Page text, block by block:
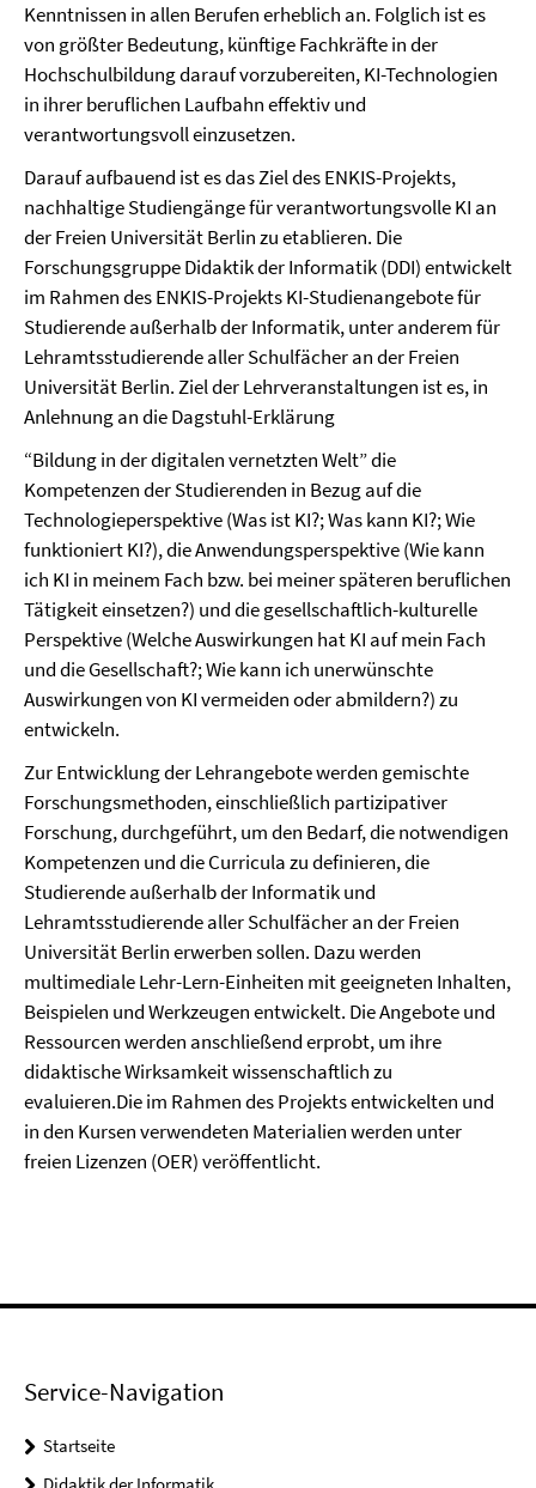
Kenntnissen in allen Berufen erheblich an. Folglich ist es
von größter Bedeutung, künftige Fachkräfte in der
Hochschulbildung darauf vorzubereiten, KI-Technologien
in ihrer beruflichen Laufbahn effektiv und
verantwortungsvoll einzusetzen.
Darauf aufbauend ist es das Ziel des ENKIS-Projekts,
nachhaltige Studiengänge für verantwortungsvolle KI an
der Freien Universität Berlin zu etablieren. Die
Forschungsgruppe Didaktik der Informatik (DDI) entwickelt
im Rahmen des ENKIS-Projekts KI-Studienangebote für
Studierende außerhalb der Informatik, unter anderem für
Lehramtsstudierende aller Schulfächer an der Freien
Universität Berlin. Ziel der Lehrveranstaltungen ist es, in
Anlehnung an die Dagstuhl-Erklärung
“Bildung in der digitalen vernetzten Welt” die
Kompetenzen der Studierenden in Bezug auf die
Technologieperspektive (Was ist KI?; Was kann KI?; Wie
funktioniert KI?), die Anwendungsperspektive (Wie kann
ich KI in meinem Fach bzw. bei meiner späteren beruflichen
Tätigkeit einsetzen?) und die gesellschaftlich-kulturelle
Perspektive (Welche Auswirkungen hat KI auf mein Fach
und die Gesellschaft?; Wie kann ich unerwünschte
Auswirkungen von KI vermeiden oder abmildern?) zu
entwickeln.
Zur Entwicklung der Lehrangebote werden gemischte
Forschungsmethoden, einschließlich partizipativer
Forschung, durchgeführt, um den Bedarf, die notwendigen
Kompetenzen und die Curricula zu definieren, die
Studierende außerhalb der Informatik und
Lehramtsstudierende aller Schulfächer an der Freien
Universität Berlin erwerben sollen. Dazu werden
multimediale Lehr-Lern-Einheiten mit geeigneten Inhalten,
Beispielen und Werkzeugen entwickelt. Die Angebote und
Ressourcen werden anschließend erprobt, um ihre
didaktische Wirksamkeit wissenschaftlich zu
evaluieren.Die im Rahmen des Projekts entwickelten und
in den Kursen verwendeten Materialien werden unter
freien Lizenzen (OER) veröffentlicht.
Service-Navigation
Startseite